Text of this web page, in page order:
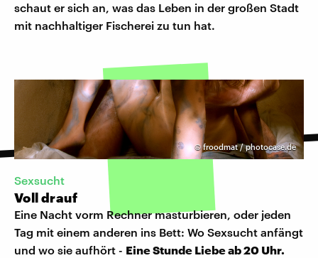
schaut er sich an, was das Leben in der großen Stadt
mit nachhaltiger Fischerei zu tun hat.
©froodmat / photocase.de
Sexsucht
Voll drauf
Eine Nacht vorm Rechner masturbieren, oder jeden
Tag mit einem anderen ins Bett: Wo Sexsucht anfängt
und wo sie aufhört - Eine Stunde Liebe ab 20 Uhr.